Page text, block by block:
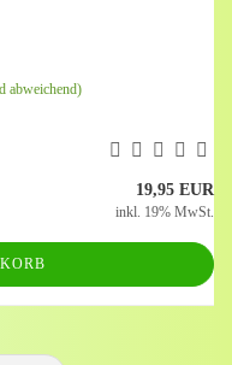
abweichend)
19,95 EUR
inkl. 19% MwSt.